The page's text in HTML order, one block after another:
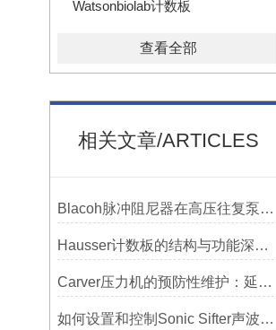
Watsonbiolab计数板
查看全部
相关文章/ARTICLES
Blacoh脉冲阻尼器在高压往复泵系统中的应用
Hausser计数板的结构与功能深度解析
Carver压力机的预防性维护：延长使用寿命的技巧
如何设置和控制Sonic Sifter声波振动筛的振动频率和振幅？